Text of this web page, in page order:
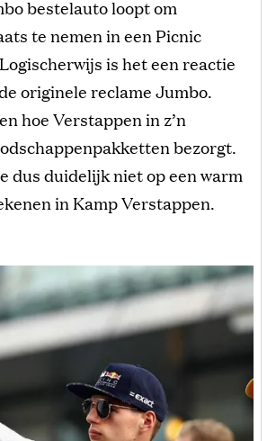
bestelauto loopt om
te nemen in een Picnic
is het een reactie
originele reclame Jumbo.
hoe Verstappen in z’n
bezorgt.
dus duidelijk niet op een warm
in Kamp Verstappen.